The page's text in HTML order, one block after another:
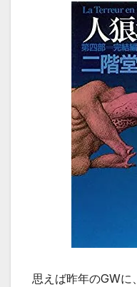
思えば昨年のGWに、